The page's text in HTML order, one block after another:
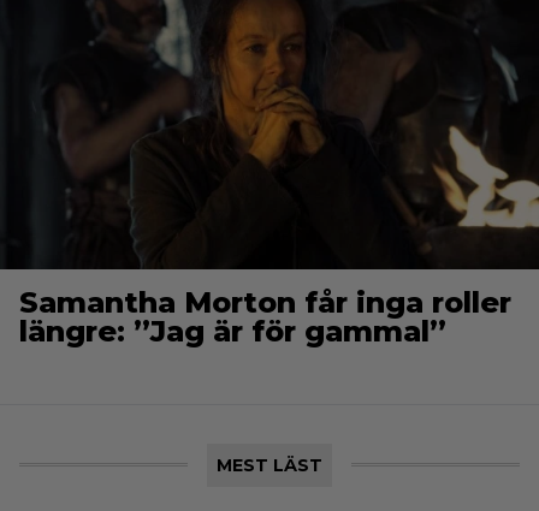
Samantha Morton får inga roller
längre: ”Jag är för gammal”
MEST LÄST